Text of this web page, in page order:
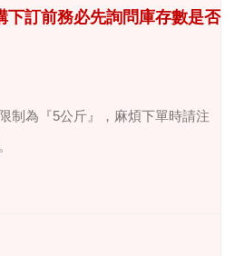
下訂前務必先詢問庫存數是否
制為『5公斤』，麻煩下單時請注